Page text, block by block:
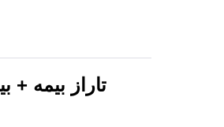
تاراز بیمه +